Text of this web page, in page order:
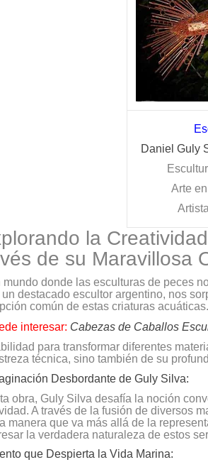
Daniel Guly
Arte
la
de su Maravillosa
mundo donde las esculturas de peces
destacado escultor argentino, nos
común de estas criaturas acuáticas.
interesar: Cabezas de Caballos
para transformar diferentes
técnica, sino también de su
Desbordante de Guly Silva:
obra, Guly Silva desafía la noción
A través de la fusión de diversos
manera que va más allá de la
la verdadera naturaleza de estos
que Despierta la Vida Marina: